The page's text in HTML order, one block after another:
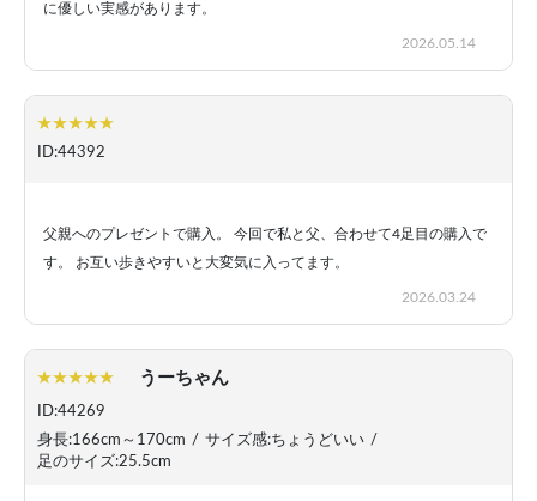
に優しい実感があります。
2026.05.14
ID:44392
父親へのプレゼントで購入。 今回で私と父、合わせて4足目の購入で
す。 お互い歩きやすいと大変気に入ってます。
2026.03.24
うーちゃん
ID:44269
身長:166cm～170cm / サイズ感:ちょうどいい /
足のサイズ:25.5cm